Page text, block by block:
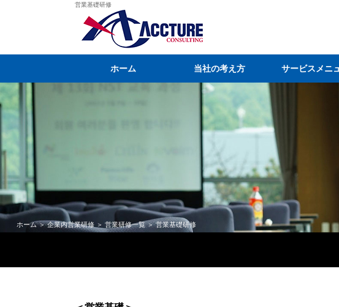
営業基礎研修
ホーム 当社の考え方 サービスメニ
ホーム＞企業内営業研修＞ 営業研修一覧＞ 営業基礎研修